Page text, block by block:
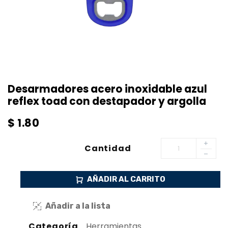
Desarmadores acero inoxidable azul
reflex toad con destapador y argolla
$ 1.80
Cantidad
AÑADIR AL CARRITO
Añadir a la lista